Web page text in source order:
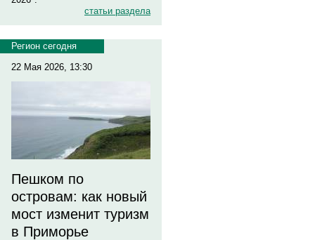
статьи раздела
Регион сегодня
22 Мая 2026, 13:30
Пешком по
островам: как новый
мост изменит туризм
в Приморье